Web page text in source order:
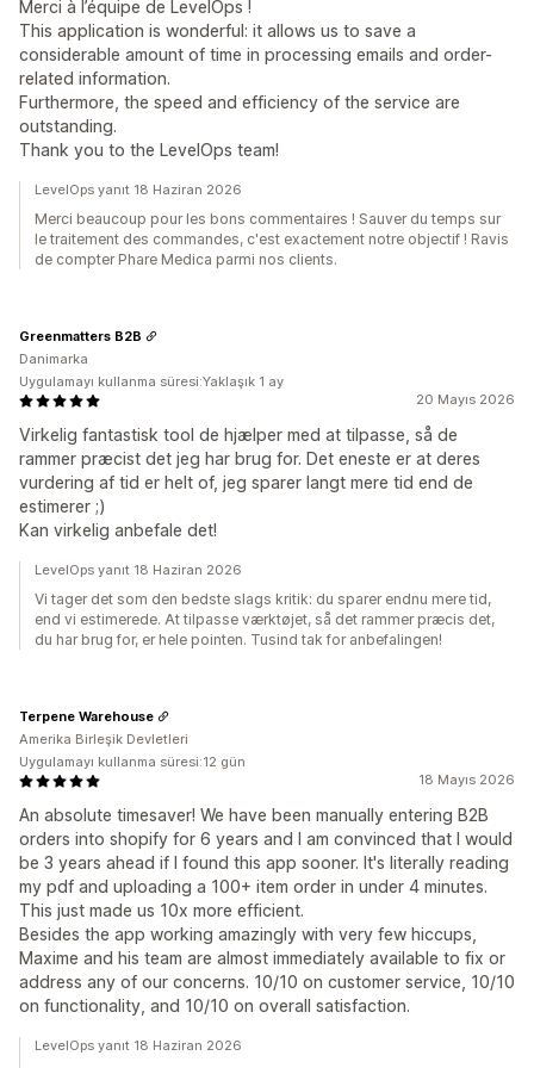
Merci à l’équipe de LevelOps !
This application is wonderful: it allows us to save a
considerable amount of time in processing emails and order-
related information.
Furthermore, the speed and efficiency of the service are
outstanding.
Thank you to the LevelOps team!
LevelOps yanıt 18 Haziran 2026
Merci beaucoup pour les bons commentaires ! Sauver du temps sur
le traitement des commandes, c'est exactement notre objectif ! Ravis
de compter Phare Medica parmi nos clients.
20 Mayıs 2026
Virkelig fantastisk tool de hjælper med at tilpasse, så de
rammer præcist det jeg har brug for. Det eneste er at deres
vurdering af tid er helt of, jeg sparer langt mere tid end de
estimerer ;)
Kan virkelig anbefale det!
Greenmatters B2B
Danimarka
Uygulamayı kullanma süresi:Yaklaşık 1 ay
LevelOps yanıt 18 Haziran 2026
Vi tager det som den bedste slags kritik: du sparer endnu mere tid,
end vi estimerede. At tilpasse værktøjet, så det rammer præcis det,
du har brug for, er hele pointen. Tusind tak for anbefalingen!
18 Mayıs 2026
An absolute timesaver! We have been manually entering B2B
orders into shopify for 6 years and I am convinced that I would
be 3 years ahead if I found this app sooner. It's literally reading
my pdf and uploading a 100+ item order in under 4 minutes.
This just made us 10x more efficient.
Besides the app working amazingly with very few hiccups,
Maxime and his team are almost immediately available to fix or
address any of our concerns. 10/10 on customer service, 10/10
on functionality, and 10/10 on overall satisfaction.
Terpene Warehouse
Amerika Birleşik Devletleri
Uygulamayı kullanma süresi:12 gün
LevelOps yanıt 18 Haziran 2026